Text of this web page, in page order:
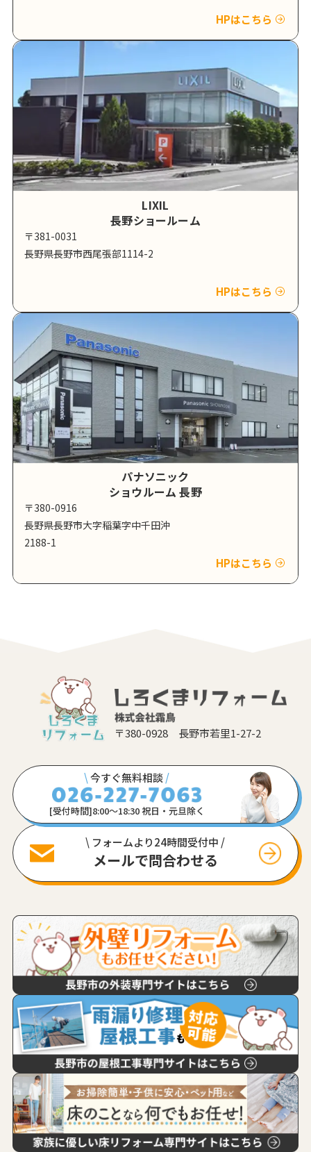
HPはこちら
LIXIL
長野ショールーム
〒381-0031
長野県長野市西尾張部1114-2
HPはこちら
パナソニック
ショウルーム 長野
〒380-0916
長野県長野市大字稲葉字中千田沖
2188-1
HPはこちら
〒380-0928 長野市若里1-27-2
\今すぐ無料相談 /
[受付時間]8:00〜18:30 祝日・元旦除く
\ フォームより24時間受付中 /
メールで問合わせる